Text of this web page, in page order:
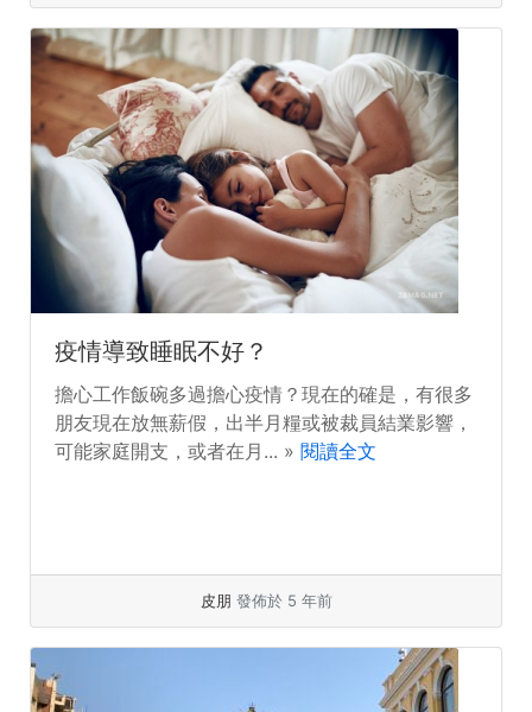
疫情導致睡眠不好？
擔心工作飯碗多過擔心疫情？現在的確是，有很多
朋友現在放無薪假，出半月糧或被裁員結業影響，
可能家庭開支，或者在月... » 閱讀全文
皮朋 發佈於 5 年前